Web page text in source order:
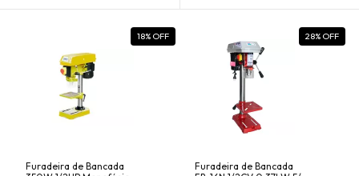
18% OFF
Furadeira de Bancada
28% OFF
Furadeira de Bancada